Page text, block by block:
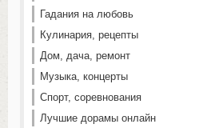
Гадания на любовь
Кулинария, рецепты
Дом, дача, ремонт
Музыка, концерты
Спорт, соревнования
Лучшие дорамы онлайн